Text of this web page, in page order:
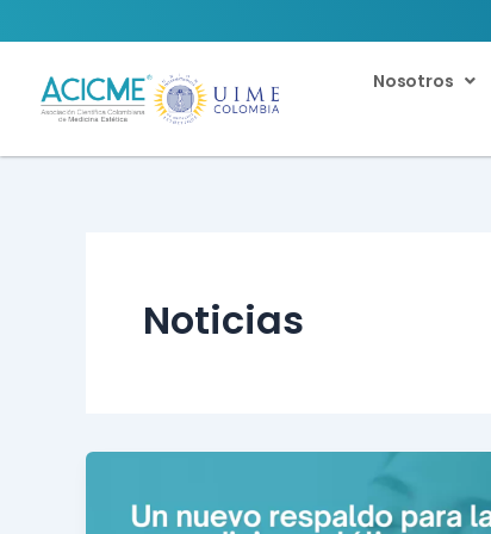
al
contenido
Nosotros
Noticias